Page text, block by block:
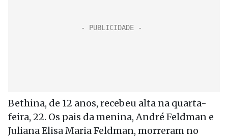
Bethina, de 12 anos, recebeu alta na quarta-
feira, 22. Os pais da menina, André Feldman e
Juliana Elisa Maria Feldman, morreram no